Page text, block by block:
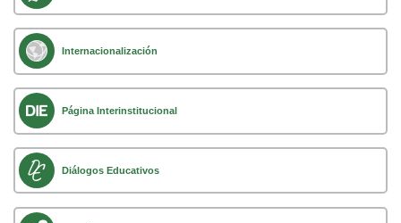
Internacionalización
Página Interinstitucional
Diálogos Educativos